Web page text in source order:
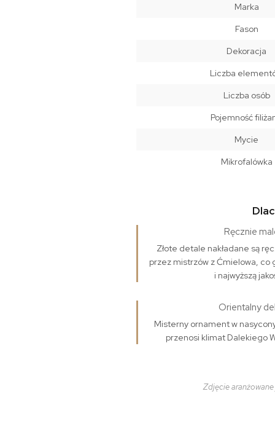
Marka
Fason
Dekoracja
Liczba
Liczba osób
Pojemność
Mycie
Mikrofalówka
Ręcznie
Złote detale nakładane są
przez mistrzów z Ćmielowa,
i najwyższą
Orientalny
Misterny ornament w
przenosi klimat Dalekiego
Zdjęcie